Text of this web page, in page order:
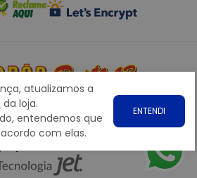
atualizamos a
da loja.
entendemos que
com elas.
ENTENDI
POSTO 13 - Todos os direitos
CNPJ: 15.360.767/0001-07
nº1258 Galpão 1268 – Bairro: Prata,